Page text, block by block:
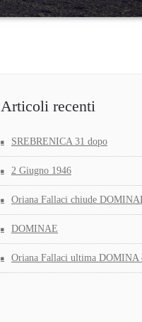
Articoli recenti
SREBRENICA 31 dopo
2 Giugno 1946
Oriana Fallaci chiude
DOMINAE
Oriana Fallaci ultima DOMINA